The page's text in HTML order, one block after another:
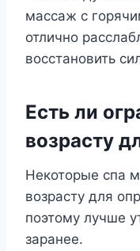
массаж с
отлично
восстановить
Есть ли
возрасту
Некоторые спа
возрасту для
поэтому лучше
заранее.